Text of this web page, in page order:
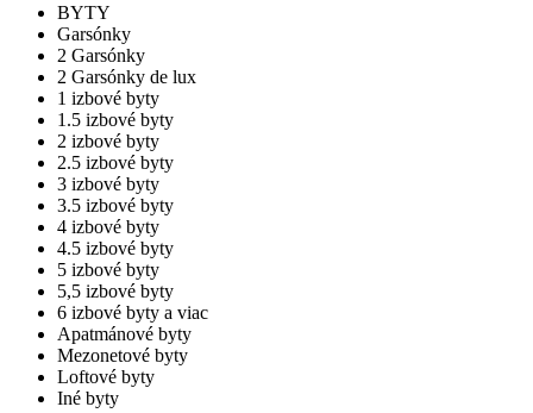
BYTY
Garsónky
2 Garsónky
2 Garsónky de lux
1 izbové byty
1.5 izbové byty
2 izbové byty
2.5 izbové byty
3 izbové byty
3.5 izbové byty
4 izbové byty
4.5 izbové byty
5 izbové byty
5,5 izbové byty
6 izbové byty a viac
Apatmánové byty
Mezonetové byty
Loftové byty
Iné byty